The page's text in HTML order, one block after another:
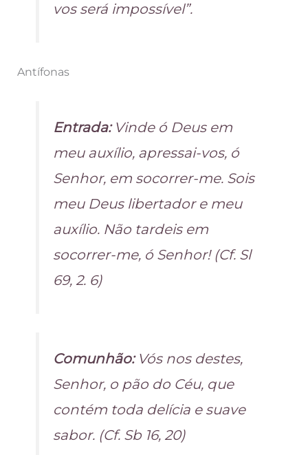
vos será impossível”.
Antífonas
Entrada:Vinde ó Deus em
meu auxílio, apressai-vos, ó
Senhor, em socorrer-me. Sois
meu Deus libertador e meu
auxílio. Não tardeis em
socorrer-me, ó Senhor! (Cf. Sl
69, 2. 6)
Comunhão:Vós nos destes,
Senhor, o pão do Céu, que
contém toda delícia e suave
sabor. (Cf. Sb 16, 20)